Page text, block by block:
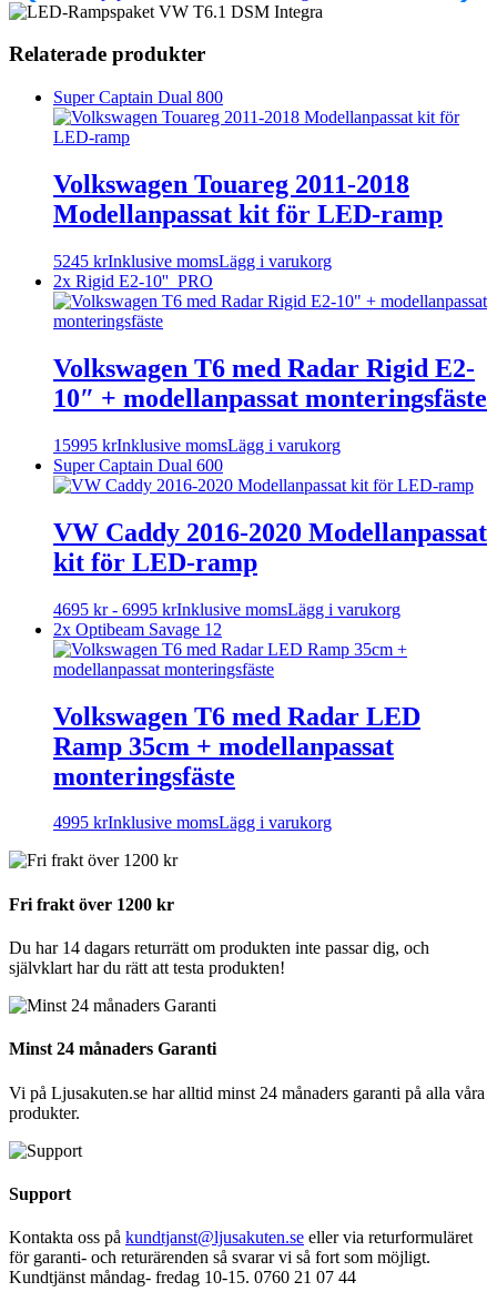
Relaterade produkter
Super Captain Dual 800
Volkswagen Touareg 2011-2018
Modellanpassat kit för LED-ramp
5245 krInklusive momsLägg i varukorg
2x Rigid E2-10'' PRO
Volkswagen T6 med Radar Rigid E2-
10″ + modellanpassat monteringsfäste
15995 krInklusive momsLägg i varukorg
Super Captain Dual 600
VW Caddy 2016-2020 Modellanpassat
kit för LED-ramp
4695 kr- 6995 krInklusive momsLägg i varukorgDen
produkten
varianter.
De
2x Optibeam Savage 12
Volkswagen T6 med Radar LED
Ramp 35cm + modellanpassat
monteringsfäste
4995 krInklusive momsLägg i varukorg
Fri frakt över 1200 kr
Du har 14 dagars returrätt om produkten inte passar dig, och
självklart har du rätt att testa produkten!
Minst 24 månaders Garanti
Vi på Ljusakuten.se har alltid minst 24 månaders garanti på alla våra
produkter.
Support
Kontakta oss på kundtjanst@ljusakuten.se eller via returformuläret
för garanti- och returärenden så svarar vi så fort som möjligt.
Kundtjänst måndag- fredag 10-15. 0760 21 07 44